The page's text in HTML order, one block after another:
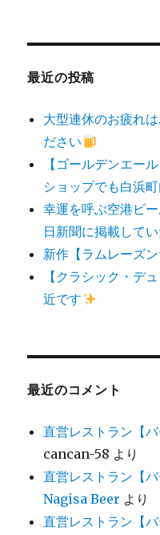
象:
最近の投稿
大型連休のお疲れ
ださい
【ゴールデンエー
ショップでも白浜
幸運を呼ぶ空港ビ
日新聞に掲載して
新作【ラムレーズ
【クラシック・デ
近です
最近のコメント
直営レストラン【
cancan-58 より
直営レストラン【
Nagisa Beer より
直営レストラン【